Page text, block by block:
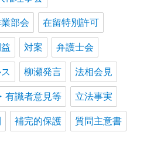
部会 在留特別許可
対案 弁護士会
柳瀬発言 法相会見
有識者意見等 立法事実
補完的保護 質問主意書